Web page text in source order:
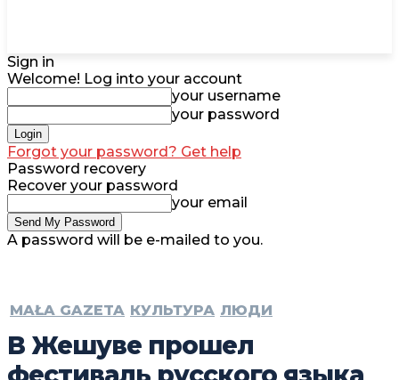
Sign in
Welcome! Log into your account
your username
your password
Forgot your password? Get help
Password recovery
Recover your password
your email
A password will be e-mailed to you.
MAŁA GAZETA КУЛЬТУРА ЛЮДИ
В Жешуве прошел